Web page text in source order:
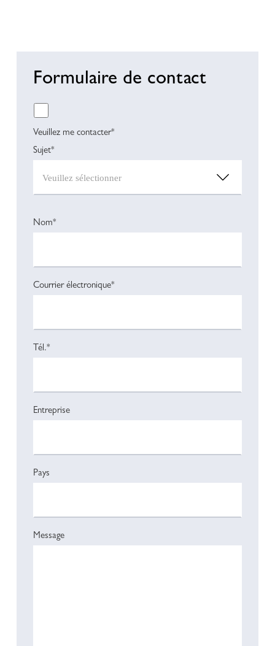
Formulaire de contact
Veuillez me contacter*
Sujet*
Nom*
Courrier électronique*
Tél.*
Entreprise
Pays
Message